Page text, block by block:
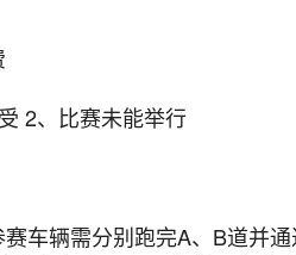
2、比赛未能举行
车辆需分别跑完A、B道并